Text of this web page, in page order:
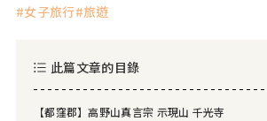
女子旅行 旅遊
此篇文章的目錄
【都窪郡】高野山真言宗 示現山 千光寺